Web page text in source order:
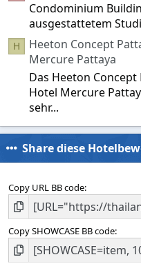
Condominium
ausgestattetem
H
Heeton Concept
Mercure Pattaya
Das Heeton
Hotel Mercure
sehr...
Share diese
Copy URL BB code
Copy SHOWCASE BB code